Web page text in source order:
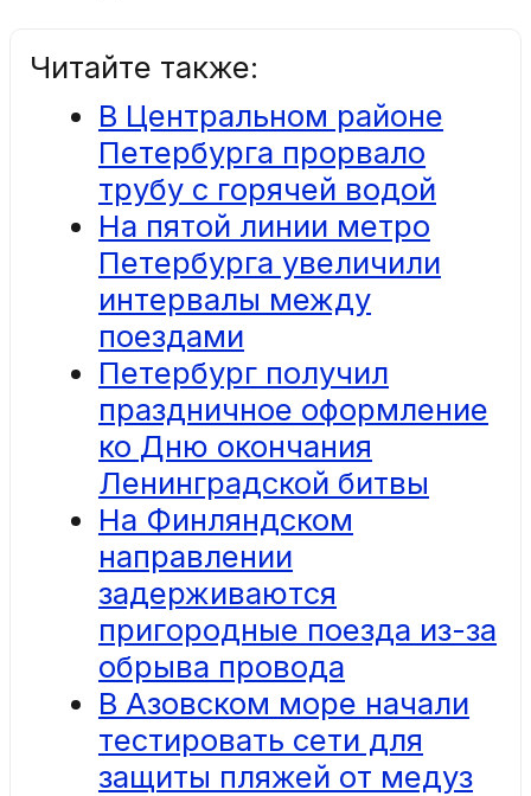
Читайте также:
В Центральном районе
Петербурга прорвало
трубу с горячей водой
На пятой линии метро
Петербурга увеличили
интервалы между
поездами
Петербург получил
праздничное оформление
ко Дню окончания
Ленинградской битвы
На Финляндском
направлении
задерживаются
пригородные поезда из-за
обрыва провода
В Азовском море начали
тестировать сети для
защиты пляжей от медуз